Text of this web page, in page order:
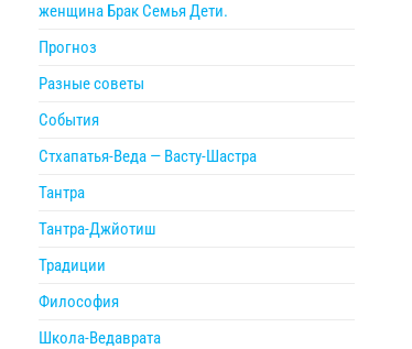
женщина Брак Семья Дети.
Прогноз
Разные советы
События
Стхапатья-Веда — Васту-Шастра
Тантра
Тантра-Джйотиш
Традиции
Философия
Школа-Ведаврата